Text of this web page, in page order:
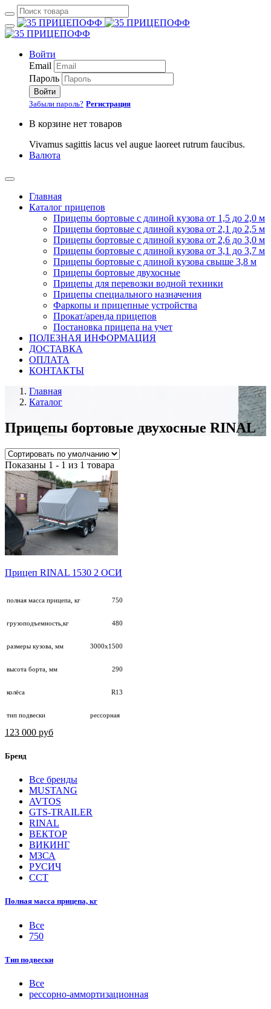
Войти
Email
Пароль
Войти
Забыли пароль? Регистрация
В корзине нет товаров
Vivamus sagittis lacus vel augue laoreet rutrum faucibus.
Валюта
Главная
Каталог прицепов
Прицепы бортовые с длиной кузова от 1,5 до 2,0 м
Прицепы бортовые с длиной кузова от 2,1 до 2,5 м
Прицепы бортовые с длиной кузова от 2,6 до 3,0 м
Прицепы бортовые с длиной кузова от 3,1 до 3,7 м
Прицепы бортовые с длиной кузова свыше 3,8 м
Прицепы бортовые двухосные
Прицепы для перевозки водной техники
Прицепы специального назначения
Фаркопы и прицепные устройства
Прокат/аренда прицепов
Постановка прицепа на учет
ПОЛЕЗНАЯ ИНФОРМАЦИЯ
ДОСТАВКА
ОПЛАТА
КОНТАКТЫ
Главная
Каталог
Прицепы бортовые двухосные RINAL
Показаны 1 - 1 из 1 товара
Прицеп RINAL 1530 2 ОСИ
полная масса прицепа, кг 750
грузоподъемность,кг 480
размеры кузова, мм 3000х1500
высота борта, мм 290
колёса R13
тип подвески рессорная
123 000 руб
Бренд
Все бренды
MUSTANG
AVTOS
GTS-TRAILER
RINAL
ВЕКТОР
ВИКИНГ
МЗСА
РУСИЧ
ССТ
Полная масса прицепа, кг
Все
750
Тип подвески
Все
рессорно-аммортизационная